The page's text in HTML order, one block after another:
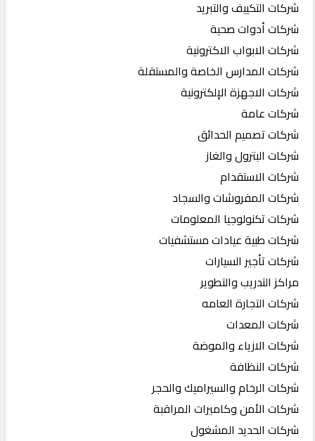
شركات التكييف والتبريد
شركات أدوات صحية
شركات الابواب الاكترونية
شركات المدارس الخاصة والمستقلة
شركات الاجهزة الإلكترونية
شركات عامة
شركات تصميم الحدائق
شركات البترول والغاز
شركات الاستقدام
شركات المفروشات والسجاد
شركات تكنولوجيا المعلومات
شركات طبية عيادات مستشفيات
شركات تأجير السيارات
مراكز التدريب والتطوير
شركات التجارة العامه
شركات المعدات
شركات الازياء والموضة
شركات النظافة
شركات الرخام والسيراميك والحجر
شركات الأمن وكاميرات المراقبة
شركات الحديد المشغول